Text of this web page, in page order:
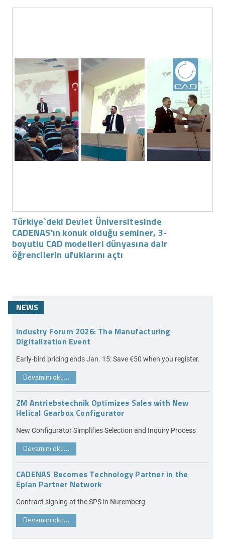
Türkiye`deki Devlet Üniversitesinde
CADENAS'ın konuk olduğu seminer, 3-
boyutlu CAD modelleri dünyasına dair
öğrencilerin ufuklarını açtı
NEWS
Industry Forum 2026: The Manufacturing
Digitalization Event
Early-bird pricing ends Jan. 15: Save €50 when you register.
Devamını oku…
ZM Antriebstechnik Optimizes Sales with New
Helical Gearbox Configurator
New Configurator Simplifies Selection and Inquiry Process
Devamını oku…
CADENAS Becomes Technology Partner in the
Eplan Partner Network
Contract signing at the SPS in Nuremberg
Devamını oku…